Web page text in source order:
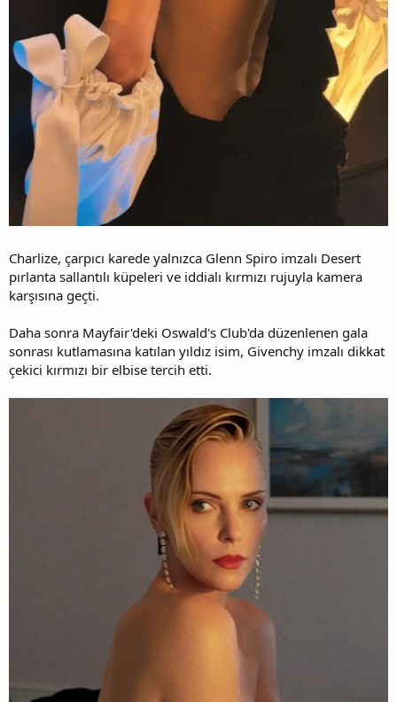
Charlize, çarpıcı karede yalnızca Glenn Spiro imzalı Desert
pırlanta sallantılı küpeleri ve iddialı kırmızı rujuyla kamera
karşısına geçti.
Daha sonra Mayfair'deki Oswald's Club'da düzenlenen gala
sonrası kutlamasına katılan yıldız isim, Givenchy imzalı dikkat
çekici kırmızı bir elbise tercih etti.